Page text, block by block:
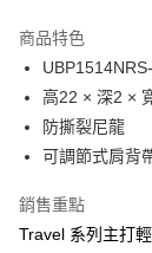
Google Pay
貨到付款
運送方式
付款後全家取貨
免運費
商品特色
高22 × 深2 ×
防撕裂尼龍
可調節式肩背
銷售重點
Travel 系列主打